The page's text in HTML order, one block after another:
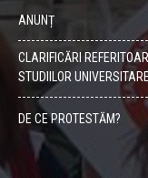
ANUNȚ
CLARIFICĂRI
STUDIILOR
DE CE PROTESTĂM?